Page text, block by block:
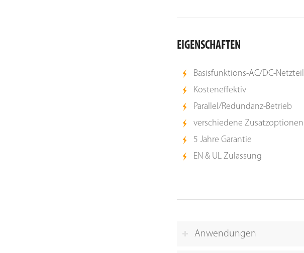
EIGENSCHAFTEN
Basisfunktions-AC/DC-Netzteil
Kosteneffektiv
Parallel/Redundanz-Betrieb
verschiedene Zusatzoptionen
5 Jahre Garantie
EN & UL Zulassung
Anwendungen